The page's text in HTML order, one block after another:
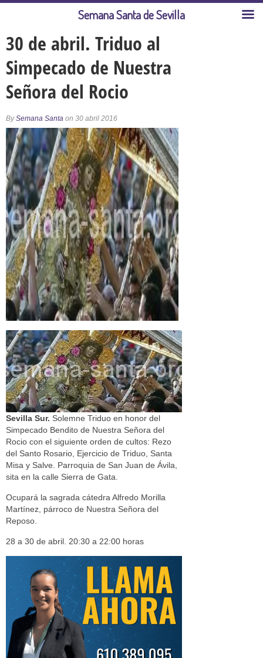
30 de abril. Triduo al
Simpecado de Nuestra
Señora del Rocio
BySemana Santa on 30 abril 2016
Sevilla Sur. Solemne Triduo en honor del
Simpecado Bendito de Nuestra Señora del
Rocio con el siguiente orden de cultos: Rezo
del Santo Rosario, Ejercicio de Triduo, Santa
Misa y Salve. Parroquia de San Juan de Ávila,
sita en la calle Sierra de Gata.
Ocupará la sagrada cátedra Alfredo Morilla
Martínez, párroco de Nuestra Señora del
Reposo.
28 a 30 de abril. 20:30 a 22:00 horas
Semana Santa de Sevilla